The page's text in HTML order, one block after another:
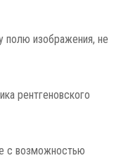
полю изображения, не
рентгеновского
с возможностью